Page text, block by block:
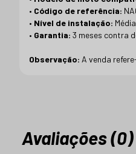
• Código de referência:
• Nível de instalação:
• Garantia: 3 meses contra
Observação: A venda
Avaliações (0)